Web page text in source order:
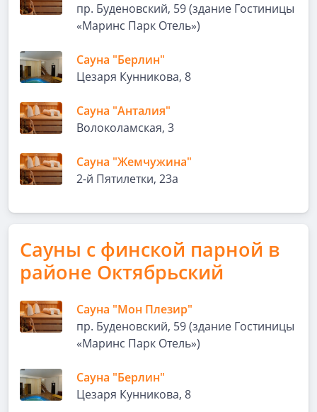
пр. Буденовский, 59 (здание Гостиницы
«Маринс Парк Отель»)
Сауна "Берлин"
Цезаря Кунникова, 8
Сауна "Анталия"
Волоколамская, 3
Сауна "Жемчужина"
2-й Пятилетки, 23а
Сауны с финской парной в
районе Октябрьский
Сауна "Мон Плезир"
пр. Буденовский, 59 (здание Гостиницы
«Маринс Парк Отель»)
Сауна "Берлин"
Цезаря Кунникова, 8